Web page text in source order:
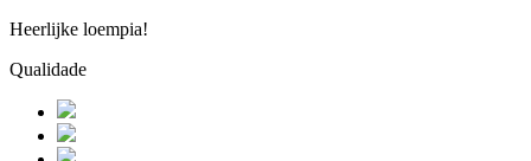
Heerlijke loempia!
Qualidade